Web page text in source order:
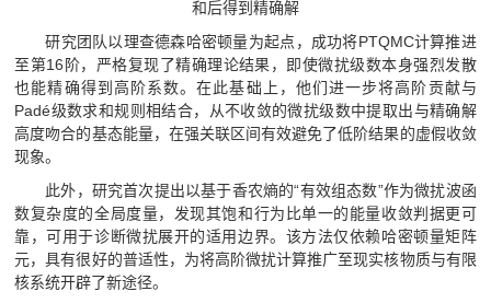
和后得到精确解
研究团队以理查德森哈密顿量为起点，成功将PTQMC计算推进
至第16阶，严格复现了精确理论结果，即使微扰级数本身强烈发散
也能精确得到高阶系数。在此基础上，他们进一步将高阶贡献与
Padé级数求和规则相结合，从不收敛的微扰级数中提取出与精确解
高度吻合的基态能量，在强关联区间有效避免了低阶结果的虚假收敛
现象。
此外，研究首次提出以基于香农熵的“有效组态数”作为微扰波函
数复杂度的全局度量，发现其饱和行为比单一的能量收敛判据更可
靠，可用于诊断微扰展开的适用边界。该方法仅依赖哈密顿量矩阵
元，具有很好的普适性，为将高阶微扰计算推广至现实核物质与有限
核系统开辟了新途径。